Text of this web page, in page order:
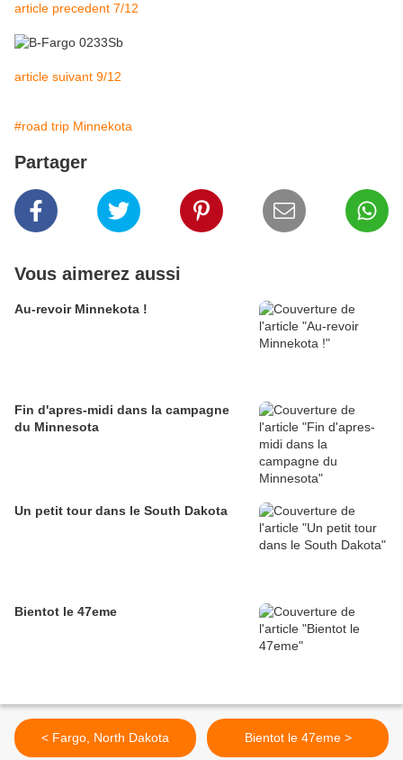
article precedent 7/12
article suivant 9/12
#road trip Minnekota
Partager
Vous aimerez aussi
Au-revoir Minnekota !
Fin d'apres-midi dans la campagne
du Minnesota
Un petit tour dans le South Dakota
Bientot le 47eme
< Fargo, North Dakota Bientot le 47eme >